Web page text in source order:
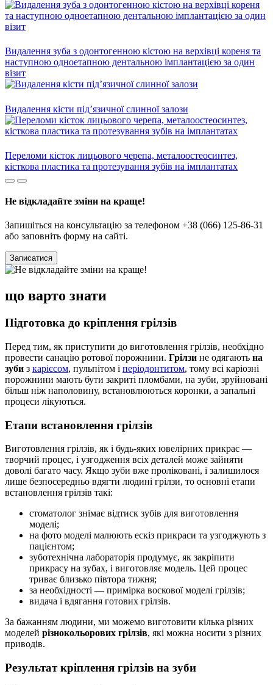
Видалення зуба з одонтогенною кістою на верхівці кореня та
наступною одноетапною дентальною імплантацією за один
візит
Видалення кісти під’язичної слинної залози
Переломи кісток лицьового черепа, металоостеосинтез,
кісткова пластика та протезування зубів на імплантатах
Не відкладайте зміни на краще!
Запишіться на консультацію за телефоном +38 (066) 125-86-31
або заповніть форму на сайті.
Записатися
що варто знати
Підготовка до кріплення грілзів
Перед тим, як приступити до виготовлення грілзів, необхідно
провести санацію ротової порожнини. Грілзи не одягають на
зуби з карієсом, пульпітом і періодонтитом, тому всі каріозні
порожнини мають бути закриті пломбами, на зуби, зруйновані
більш ніж наполовину, встановлюються коронки, а запальні
процеси лікуються.
Етапи встановлення грілзів
Виготовлення грілзів, як і будь-яких ювелірних прикрас —
творчий процес, і узгодження всіх деталей може зайняти
доволі багато часу. Якщо зуби вже проліковані, і залишилося
лише безпосередньо вдягти людині грілзи, то основні етапи
встановлення грілзів такі:
стоматолог знімає відтиск зубів для виготовлення
моделі;
на фото моделі малюють ескіз прикраси та узгоджують з
пацієнтом;
зуботехнічна лабораторія продумує, як закріпити
прикрасу на зубах, і виготовляє модель. Цей процес
триває близько півтора тижня;
за необхідності — примірка воскової моделі грілзів;
видача і вдягання готових грілзів.
За бажанням людини, ми можемо виготовити кілька різних
моделей різнокольорових грілзів, які можна носити з різних
приводів.
Результат кріплення грілзів на зуби